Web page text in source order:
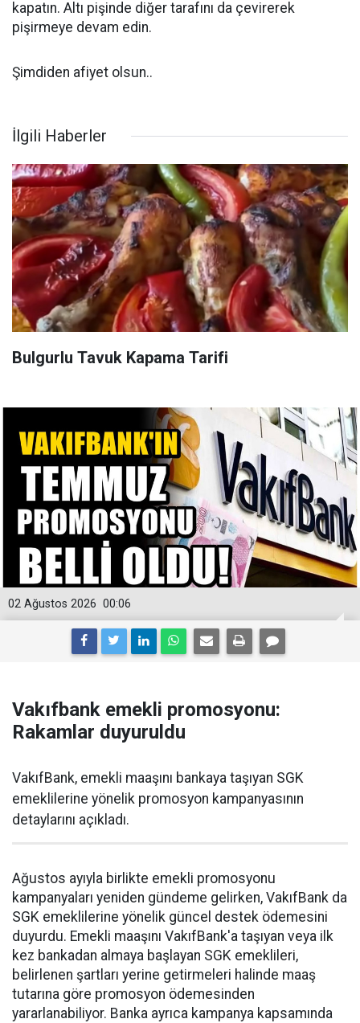
kapatın. Altı pişinde diğer tarafını da çevirerek
pişirmeye devam edin.
Şimdiden afiyet olsun..
İlgili Haberler
Bulgurlu Tavuk Kapama Tarifi
00:06
02 Ağustos 2026
Vakıfbank emekli promosyonu:
Rakamlar duyuruldu
VakıfBank, emekli maaşını bankaya taşıyan SGK
emeklilerine yönelik promosyon kampanyasının
detaylarını açıkladı.
Ağustos ayıyla birlikte emekli promosyonu
kampanyaları yeniden gündeme gelirken, VakıfBank da
SGK emeklilerine yönelik güncel destek ödemesini
duyurdu. Emekli maaşını VakıfBank'a taşıyan veya ilk
kez bankadan almaya başlayan SGK emeklileri,
belirlenen şartları yerine getirmeleri halinde maaş
tutarına göre promosyon ödemesinden
yararlanabiliyor. Banka ayrıca kampanya kapsamında